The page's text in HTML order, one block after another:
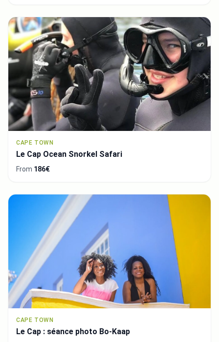
CAPE TOWN
Le Cap Ocean Snorkel Safari
From 186€
CAPE TOWN
Le Cap : séance photo Bo-Kaap